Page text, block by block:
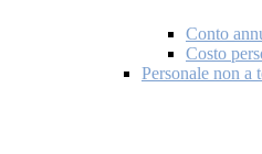
Conto
Costo
Personale non a